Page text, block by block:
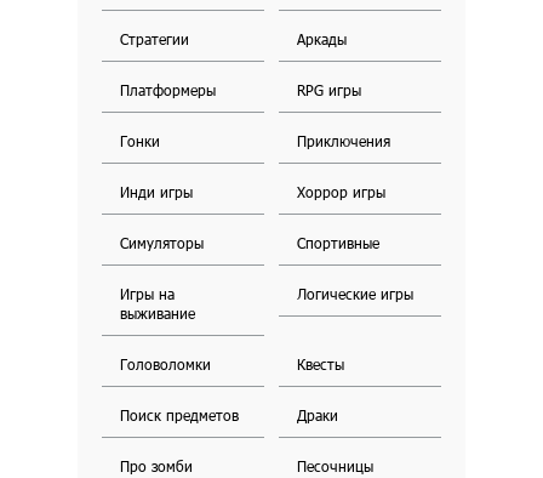
Стратегии Аркады
Платформеры RPG игры
Гонки Приключения
Инди игры Хоррор игры
Симуляторы Спортивные
Игры на
выживание
Логические игры
Головоломки Квесты
Поиск предметов Драки
Про зомби Песочницы